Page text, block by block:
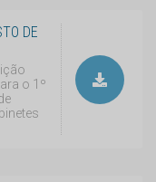
DE
o 1º